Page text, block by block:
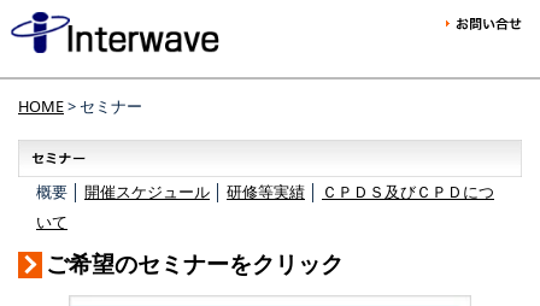
HOME> セミナー
概要 │ 開催スケジュール 研修等実績
ＣＰＤＳ及びＣＰＤにつ
いて
ご希望のセミナーをクリック